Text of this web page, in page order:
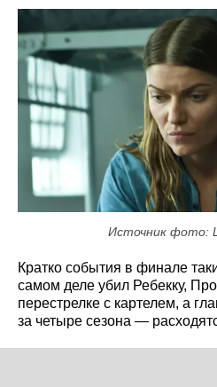
Источник фото:
Кратко события в финале
самом деле убил Ребекку,
перестрелке с картелем, а
за четыре сезона —